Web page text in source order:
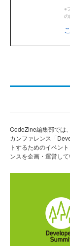
※
CodeZine編集部では
カンファレンス「
トするためのイベン
ンスを企画・運営して